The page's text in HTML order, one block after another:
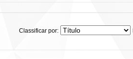
Classificar por: